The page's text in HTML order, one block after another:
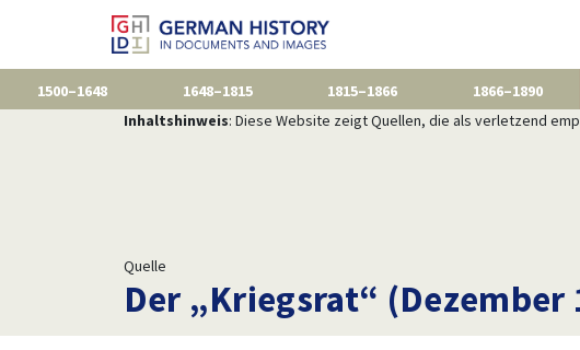
1500–1648 1648–1815 1815–1866 1866–1890
Inhaltshinweis: Diese Website zeigt Quellen, die als verletzend
Quelle
Der „Kriegsrat“ (Dezember